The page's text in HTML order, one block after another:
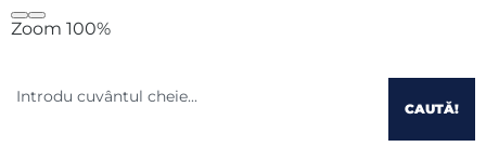
Zoom 100%
CAUTĂ!